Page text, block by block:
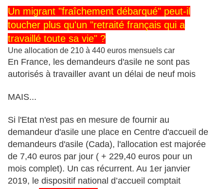
Un migrant "fraîchement débarqué" peut-il
toucher plus qu'un "retraité français qui a
travaillé toute sa vie" ?
Une allocation de 210 à 440 euros mensuels car
En France, les demandeurs d'asile ne sont pas
autorisés à travailler avant un délai de neuf mois
MAIS...
Si l'Etat n'est pas en mesure de fournir au
demandeur d'asile une place en Centre d'accueil de
demandeurs d'asile (Cada), l'allocation est majorée
de 7,40 euros par jour ( + 229,40 euros pour un
mois complet). Un cas récurrent. Au 1er janvier
2019, le dispositif national d’accueil comptait